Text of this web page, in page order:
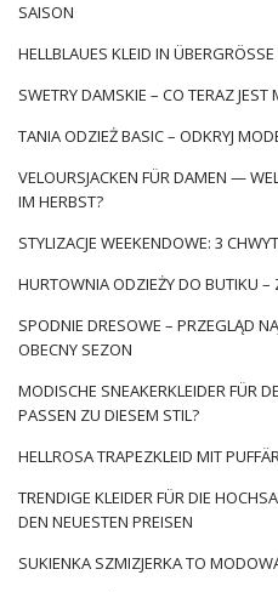
SAISON
HELLBLAUES KLEID IN ÜBERGRÖSSE
SWETRY DAMSKIE – CO TERAZ JEST
TANIA ODZIEŻ BASIC – ODKRYJ
VELOURSJACKEN FÜR DAMEN —
IM HERBST?
STYLIZACJE WEEKENDOWE: 3
HURTOWNIA ODZIEŻY DO BUTIKU –
SPODNIE DRESOWE – PRZEGLĄD
OBECNY SEZON
MODISCHE SNEAKERKLEIDER FÜR
PASSEN ZU DIESEM STIL?
HELLROSA TRAPEZKLEID MIT
TRENDIGE KLEIDER FÜR DIE
DEN NEUESTEN PREISEN
SUKIENKA SZMIZJERKA TO